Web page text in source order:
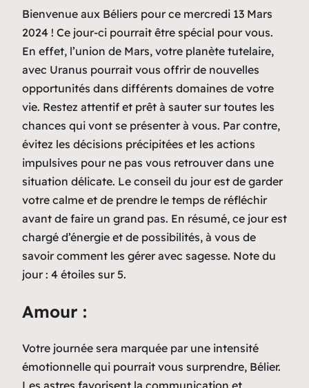
Bienvenue aux Béliers pour ce mercredi 13 Mars
2024 ! Ce jour-ci pourrait être spécial pour vous.
En effet, l’union de Mars, votre planète tutelaire,
avec Uranus pourrait vous offrir de nouvelles
opportunités dans différents domaines de votre
vie. Restez attentif et prêt à sauter sur toutes les
chances qui vont se présenter à vous. Par contre,
évitez les décisions précipitées et les actions
impulsives pour ne pas vous retrouver dans une
situation délicate. Le conseil du jour est de garder
votre calme et de prendre le temps de réfléchir
avant de faire un grand pas. En résumé, ce jour est
chargé d’énergie et de possibilités, à vous de
savoir comment les gérer avec sagesse. Note du
jour : 4 étoiles sur 5.
Amour :
Votre journée sera marquée par une intensité
émotionnelle qui pourrait vous surprendre, Bélier.
Les astres favorisent la communication et